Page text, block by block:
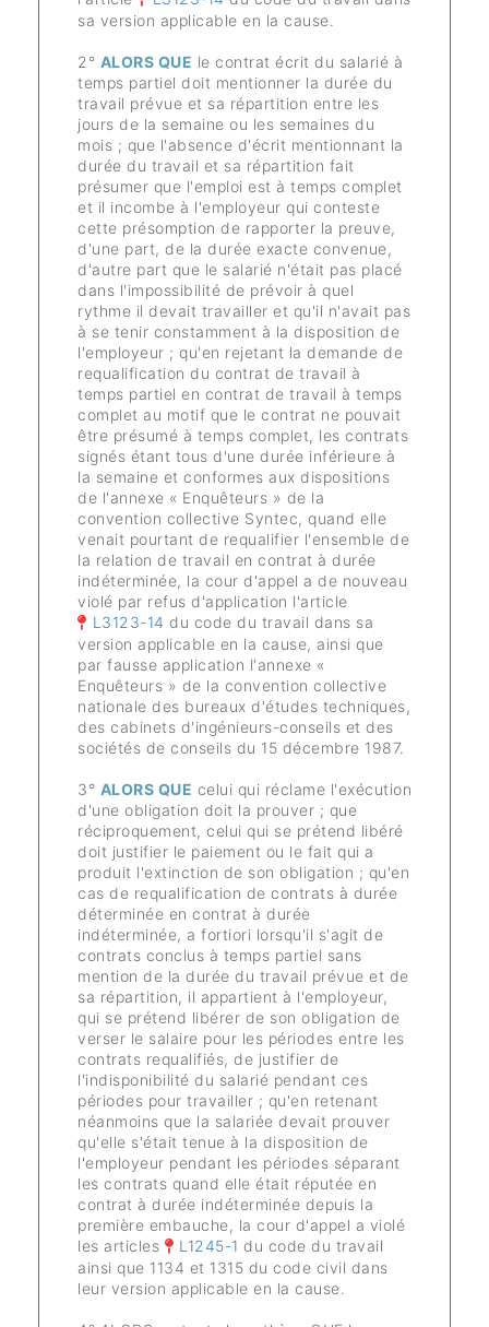
sa version applicable en la cause.
2° ALORS QUE le contrat écrit du salarié à
temps partiel doit mentionner la durée du
travail prévue et sa répartition entre les
jours de la semaine ou les semaines du
mois ; que l'absence d'écrit mentionnant la
durée du travail et sa répartition fait
présumer que l'emploi est à temps complet
et il incombe à l'employeur qui conteste
cette présomption de rapporter la preuve,
d'une part, de la durée exacte convenue,
d'autre part que le salarié n'était pas placé
dans l'impossibilité de prévoir à quel
rythme il devait travailler et qu'il n'avait pas
à se tenir constamment à la disposition de
l'employeur ; qu'en rejetant la demande de
requalification du contrat de travail à
temps partiel en contrat de travail à temps
complet au motif que le contrat ne pouvait
être présumé à temps complet, les contrats
signés étant tous d'une durée inférieure à
la semaine et conformes aux dispositions
de l'annexe « Enquêteurs » de la
convention collective Syntec, quand elle
venait pourtant de requalifier l'ensemble de
la relation de travail en contrat à durée
indéterminée, la cour d'appel a de nouveau
violé par refus d'application l'article
L3123-14 du code du travail dans sa
version applicable en la cause, ainsi que
par fausse application l'annexe «
Enquêteurs » de la convention collective
nationale des bureaux d'études techniques,
des cabinets d'ingénieurs-conseils et des
sociétés de conseils du 15 décembre 1987.
3° ALORS QUE celui qui réclame l'exécution
d'une obligation doit la prouver ; que
réciproquement, celui qui se prétend libéré
doit justifier le paiement ou le fait qui a
produit l'extinction de son obligation ; qu'en
cas de requalification de contrats à durée
déterminée en contrat à durée
indéterminée, a fortiori lorsqu'il s'agit de
contrats conclus à temps partiel sans
mention de la durée du travail prévue et de
sa répartition, il appartient à l'employeur,
qui se prétend libérer de son obligation de
verser le salaire pour les périodes entre les
contrats requalifiés, de justifier de
l'indisponibilité du salarié pendant ces
périodes pour travailler ; qu'en retenant
néanmoins que la salariée devait prouver
qu'elle s'était tenue à la disposition de
l'employeur pendant les périodes séparant
les contrats quand elle était réputée en
contrat à durée indéterminée depuis la
première embauche, la cour d'appel a violé
les articles
L1245-1 du code du travail
ainsi que 1134 et 1315 du code civil dans
leur version applicable en la cause.